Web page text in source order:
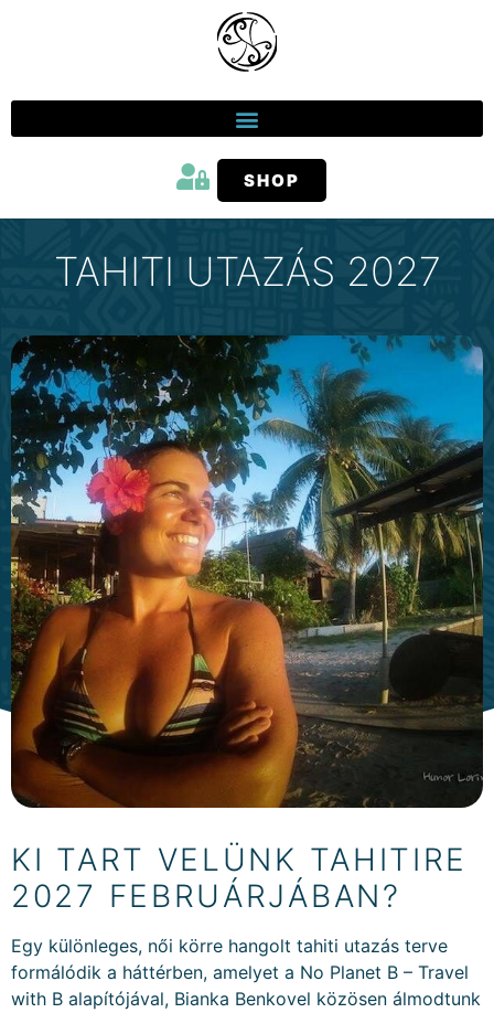
SHOP
TAHITI UTAZÁS 2027
KI TART VELÜNK TAHITIRE
2027 FEBRUÁRJÁBAN?
Egy különleges, női körre hangolt tahiti utazás terve
formálódik a háttérben, amelyet a No Planet B – Travel
with B alapítójával, Bianka Benkovel közösen álmodtunk